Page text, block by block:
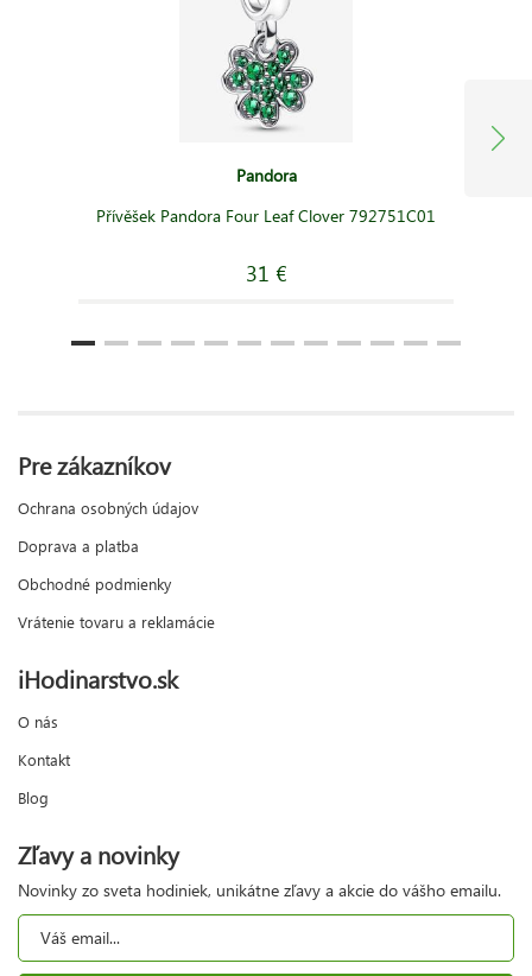
Pandora
Přívěšek Pandora Four Leaf Clover 792751C01
31 €
Pre zákazníkov
Ochrana osobných údajov
Doprava a platba
Obchodné podmienky
Vrátenie tovaru a reklamácie
iHodinarstvo.sk
O nás
Kontakt
Blog
Zľavy a novinky
Novinky zo sveta hodiniek, unikátne zľavy a akcie do vášho emailu.